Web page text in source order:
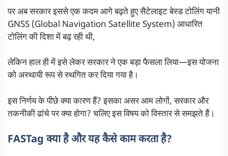
पर अब सरकार इससे एक कदम आगे बढ़ते हुए सैटेलाइट बेस्ड टोलिंग यानी
GNSS (Global Navigation Satellite System) आधारित
टोलिंग की दिशा में बढ़ रही थी,
लेकिन हाल ही में इसे लेकर सरकार ने एक बड़ा फैसला लिया—इस योजना
को अस्थायी रूप से स्थगित कर दिया गया है।
इस निर्णय के पीछे क्या कारण हैं? इसका असर आम लोगों, सरकार और
तकनीकी ढांचे पर क्या होगा? चलिए इस विषय को विस्तार से समझते हैं।
FASTag क्या है और यह कैसे काम करता है?